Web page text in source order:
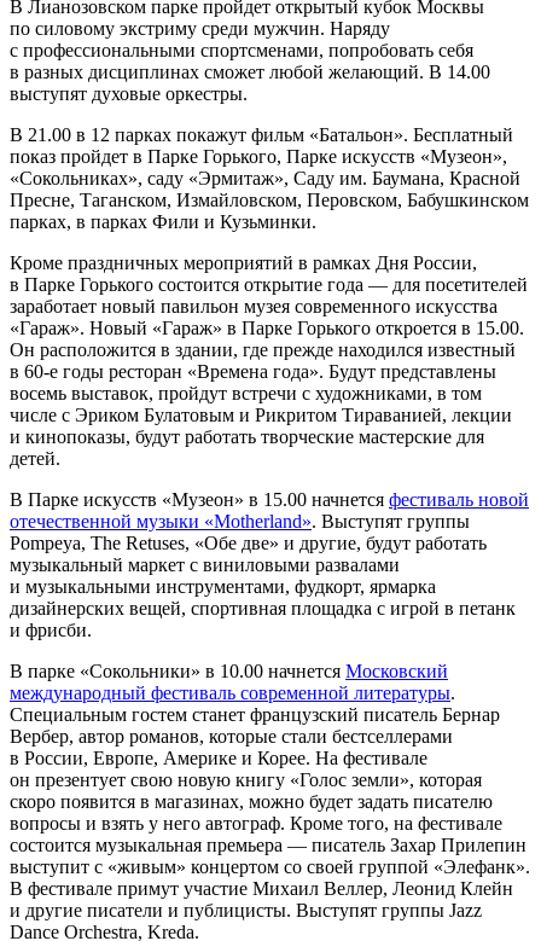
В Лианозовском парке пройдет открытый кубок Москвы
по силовому экстриму среди мужчин. Наряду
с профессиональными спортсменами, попробовать себя
в разных дисциплинах сможет любой желающий. В 14.00
выступят духовые оркестры.
В 21.00 в 12 парках покажут фильм «Батальон». Бесплатный
показ пройдет в Парке Горького, Парке искусств «Музеон»,
«Сокольниках», саду «Эрмитаж», Саду им. Баумана, Красной
Пресне, Таганском, Измайловском, Перовском, Бабушкинском
парках, в парках Фили и Кузьминки.
Кроме праздничных мероприятий в рамках Дня России,
в Парке Горького состоится открытие года — для посетителей
заработает новый павильон музея современного искусства
«Гараж». Новый «Гараж» в Парке Горького откроется в 15.00.
Он расположится в здании, где прежде находился известный
в 60-е годы ресторан «Времена года». Будут представлены
восемь выставок, пройдут встречи с художниками, в том
числе c Эриком Булатовым и Рикритом Тираванией, лекции
и кинопоказы, будут работать творческие мастерские для
детей.
В Парке искусств «Музеон» в 15.00 начнется фестиваль новой
отечественной музыки «Motherland». Выступят группы
Pompeya, The Retuses, «Обе две» и другие, будут работать
музыкальный маркет с виниловыми развалами
и музыкальными инструментами, фудкорт, ярмарка
дизайнерских вещей, спортивная площадка с игрой в петанк
и фрисби.
В парке «Сокольники» в 10.00 начнется Московский
международный фестиваль современной литературы.
Специальным гостем станет французский писатель Бернар
Вербер, автор романов, которые стали бестселлерами
в России, Европе, Америке и Корее. На фестивале
он презентует свою новую книгу «Голос земли», которая
скоро появится в магазинах, можно будет задать писателю
вопросы и взять у него автограф. Кроме того, на фестивале
состоится музыкальная премьера — писатель Захар Прилепин
выступит с «живым» концертом со своей группой «Элефанк».
В фестивале примут участие Михаил Веллер, Леонид Клейн
и другие писатели и публицисты. Выступят группы Jazz
Dance Orchestra, Kreda.